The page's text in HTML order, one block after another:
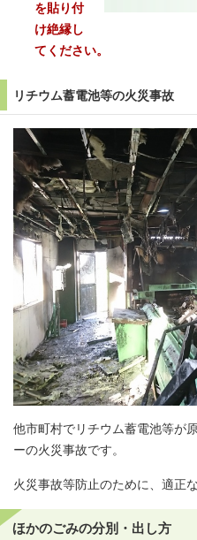
を貼り付
け絶縁し
てください。
リチウム蓄電池等の火災事故
他市町村でリチウム蓄電池等が
ーの火災事故です。
火災事故等防止のために、適正
ほかのごみの分別・出し方